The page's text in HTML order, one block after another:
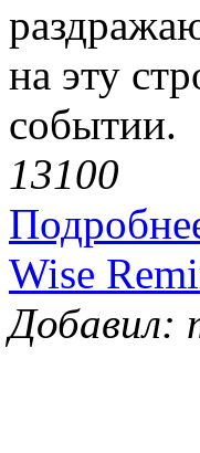
на эту
событии.
13100
Wise
Добавил: